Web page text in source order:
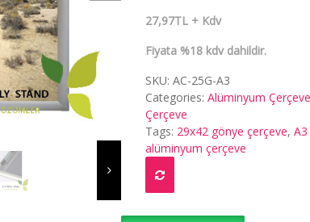
27,97TL + Kdv
Fiyata %18 kdv dahildir.
SKU: AC-25G-A3
Categories: Alüminyum
Çerçeve
Tags: 29x42 gönye çerçeve,
alüminyum çerçeve